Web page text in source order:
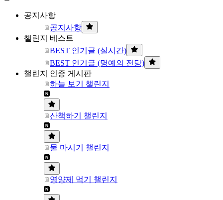
공지사항
공지사항
챌린지 베스트
BEST 인기글 (실시간)
BEST 인기글 (명예의 전당)
챌린지 인증 게시판
하늘 보기 챌린지
산책하기 챌린지
물 마시기 챌린지
영양제 먹기 챌린지